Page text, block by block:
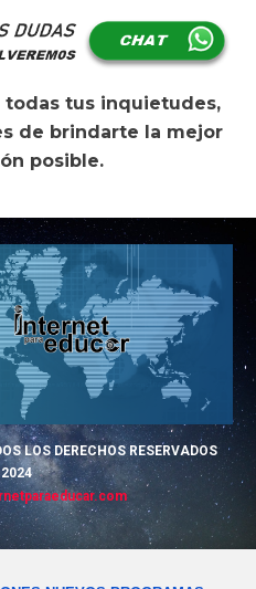
todas tus inquietudes,
de brindarte la mejor
posible.
LOS DERECHOS RESERVADOS